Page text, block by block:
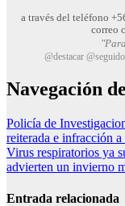
a través del teléfono
correo
@destacar
Navegación
Policía de
reiterada e infracción
Virus respiratorios ya
advierten un invierno
Entrada relacionada